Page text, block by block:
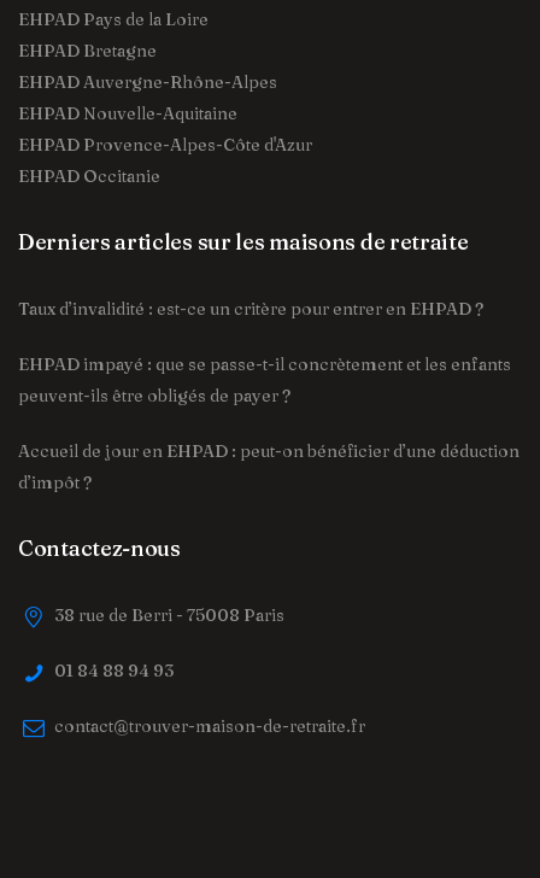
EHPAD Pays de la Loire
EHPAD Bretagne
EHPAD Auvergne-Rhône-Alpes
EHPAD Nouvelle-Aquitaine
EHPAD Provence-Alpes-Côte d'Azur
EHPAD Occitanie
Derniers articles sur les maisons de retraite
Taux d’invalidité : est-ce un critère pour entrer en EHPAD ?
EHPAD impayé : que se passe-t-il concrètement et les enfants
peuvent-ils être obligés de payer ?
Accueil de jour en EHPAD : peut-on bénéficier d’une déduction
d’impôt ?
Contactez-nous
38 rue de Berri - 75008 Paris
01 84 88 94 93
contact@trouver-maison-de-retraite.fr